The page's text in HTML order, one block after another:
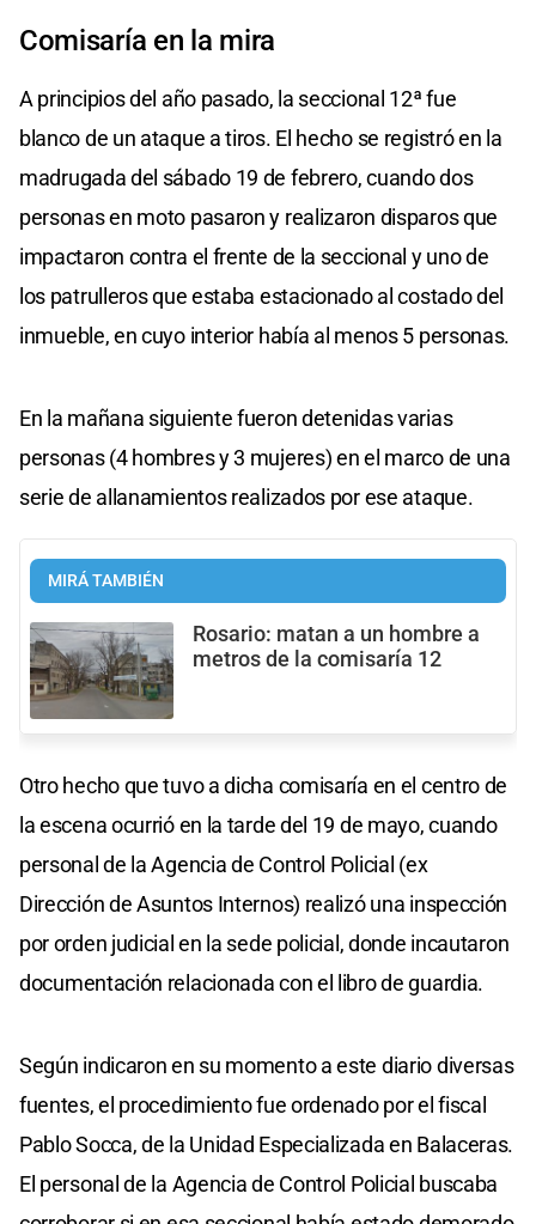
Comisaría en la mira
A principios del año pasado, la seccional 12ª fue
blanco de un ataque a tiros. El hecho se registró en la
madrugada del sábado 19 de febrero, cuando dos
personas en moto pasaron y realizaron disparos que
impactaron contra el frente de la seccional y uno de
los patrulleros que estaba estacionado al costado del
inmueble, en cuyo interior había al menos 5 personas.
En la mañana siguiente fueron detenidas varias
personas (4 hombres y 3 mujeres) en el marco de una
serie de allanamientos realizados por ese ataque.
MIRÁ TAMBIÉN
Rosario: matan a un hombre a
metros de la comisaría 12
Otro hecho que tuvo a dicha comisaría en el centro de
la escena ocurrió en la tarde del 19 de mayo, cuando
personal de la Agencia de Control Policial (ex
Dirección de Asuntos Internos) realizó una inspección
por orden judicial en la sede policial, donde incautaron
documentación relacionada con el libro de guardia.
Según indicaron en su momento a este diario diversas
fuentes, el procedimiento fue ordenado por el fiscal
Pablo Socca, de la Unidad Especializada en Balaceras.
El personal de la Agencia de Control Policial buscaba